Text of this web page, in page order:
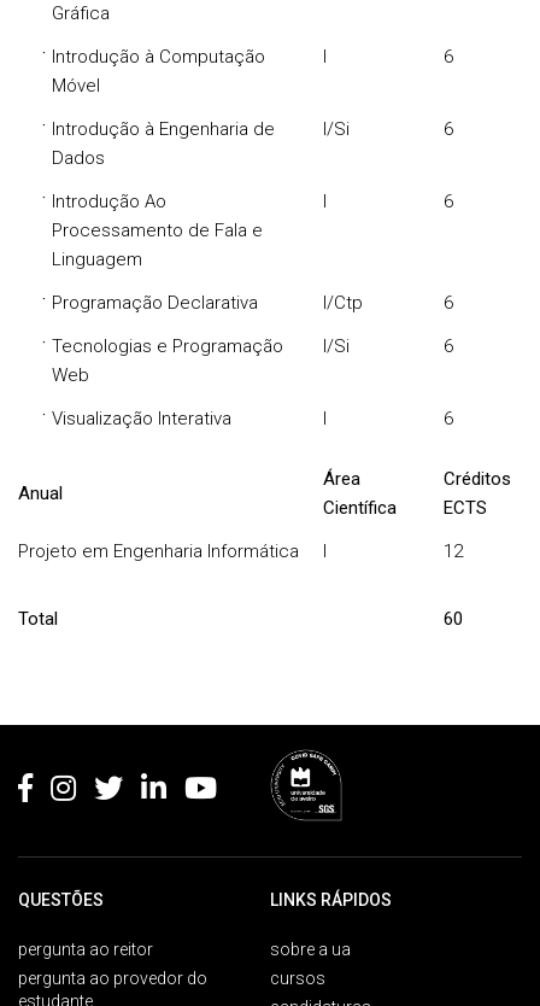
Gráfica
· Introdução à Computação
Móvel
I 6
· Introdução à Engenharia de
Dados
I/Si 6
· Introdução Ao
Processamento de Fala e
Linguagem
I 6
· Programação Declarativa I/Ctp 6
· Tecnologias e Programação
Web
I/Si 6
· Visualização Interativa I 6
Anual
Área
Científica
Créditos
ECTS
Projeto em Engenharia Informática
I 12
Total 60
QUESTÕES
pergunta ao reitor
pergunta ao provedor do
estudante
LINKS RÁPIDOS
sobre a ua
cursos